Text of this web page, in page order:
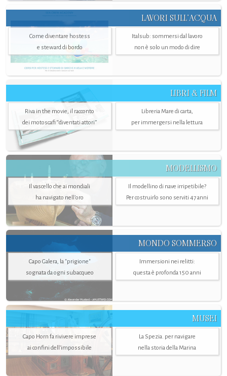
LAVORI SULL’ACQUA
Come diventare hostess
e steward di bordo
Italsub: sommersi dal lavoro
non è solo un modo di dire
LIBRI & FILM
Riva in the movie, il racconto
dei motoscafi “diventati attori”
Libreria Mare di carta,
per immergersi nella lettura
MODELLISMO
Il vascello che ai mondiali
ha navigato nell’oro
Il modellino di nave irripetibile?
Per costruirlo sono serviti 47 anni
MONDO SOMMERSO
Capo Galera, la "prigione"
sognata da ogni subacqueo
Immersioni nei relitti:
questa è profonda 150 anni
MUSEI
Capo Horn fa rivivere imprese
ai confini dell’impossibile
La Spezia. per navigare
nella storia della Marina